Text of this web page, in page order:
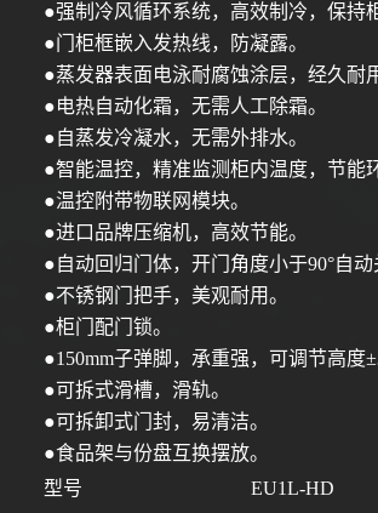
●强制冷风循环系统，高效制冷，保持
●门柜框嵌入发热线，防凝露。
●蒸发器表面电泳耐腐蚀涂层，经久耐
●电热自动化霜，无需人工除霜。
●自蒸发冷凝水，无需外排水。
●智能温控，精准监测柜内温度，节能
●温控附带物联网模块。
●进口品牌压缩机，高效节能。
●自动回归门体，开门角度小于90°自
●不锈钢门把手，美观耐用。
●柜门配门锁。
●150mm子弹脚，承重强，可调节高度
●可拆式滑槽，滑轨。
●可拆卸式门封，易清洁。
●食品架与份盘互换摆放。
型号
EU1L-HD